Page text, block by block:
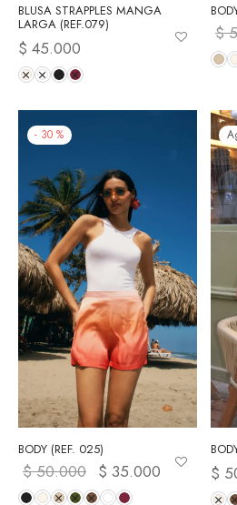
BLUSA STRAPPLES MANGA
LARGA (REF.079)
$ 45.000
$
- 30 %
BODY (REF. 025)
$50.000
El precio
original
$ 35.000
El precio
actual es:
$